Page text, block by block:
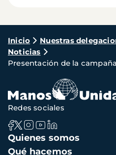
Ruta
de
navegación
Inicio Nuestras
Noticias
Presentación de la
Navegación
principal
Quienes somos
Qué hacemos
Redes sociales